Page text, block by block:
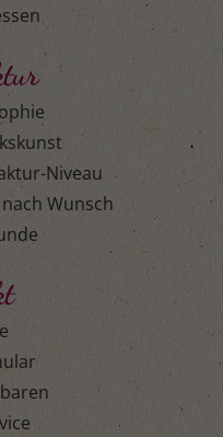
Niveau
Wunsch